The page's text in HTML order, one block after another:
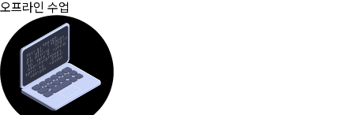
오프라인 수업